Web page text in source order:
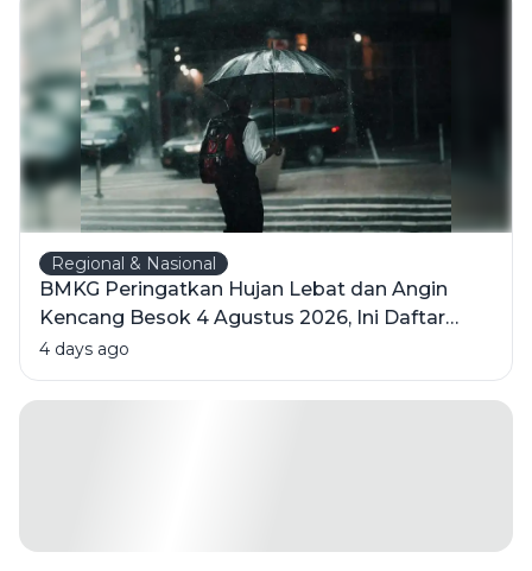
Regional & Nasional
BMKG Peringatkan Hujan Lebat dan Angin
Kencang Besok 4 Agustus 2026, Ini Daftar
Wilayahnya
4 days ago